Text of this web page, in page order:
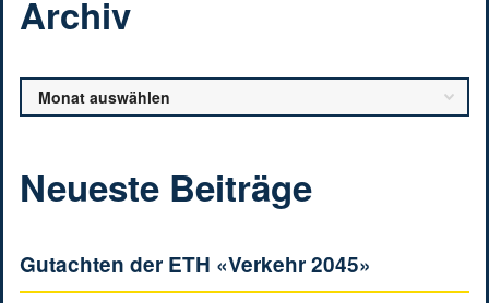
Archiv
Archiv
Neueste Beiträge
Gutachten der ETH «Verkehr 2045»